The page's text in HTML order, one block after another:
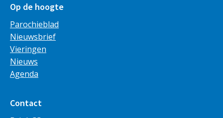
Op de hoogte
Parochieblad
Nieuwsbrief
Vieringen
Nieuws
Agenda
Contact